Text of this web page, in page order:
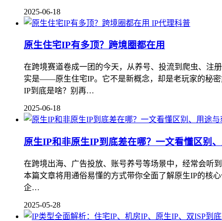
2025-06-18
IP代理科普
原生住宅IP有多顶？跨境圈都在用
在跨境赛道卷成一团的今天，从养号、投流到爬虫、注
实是——原生住宅IP。它不是新概念，却是老玩家的秘密
IP到底是啥？别再…
2025-06-18
原生IP和非原生IP到底差在哪？一文看懂区别
在跨境出海、广告投放、账号养号等场景中，经常会听
本篇文章将用通俗易懂的方式带你全面了解原生IP的核
企…
2025-05-28